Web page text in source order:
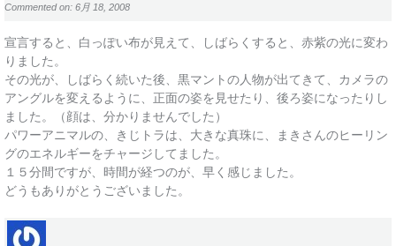
Commented on: 6月 18, 2008
宣言すると、白っぽい布が見えて、しばらくすると、赤紫の光に変わ
りました。
その光が、しばらく続いた後、黒マントの人物が出てきて、カメラの
アングルを変えるように、正面の姿を見せたり、後ろ姿になったりし
ました。（顔は、分かりませんでした）
パワーアニマルの、きじトラは、大きな真珠に、まきさんのヒーリン
グのエネルギーをチャージしてました。
１５分間ですが、時間が経つのが、早く感じました。
どうもありがとうございました。